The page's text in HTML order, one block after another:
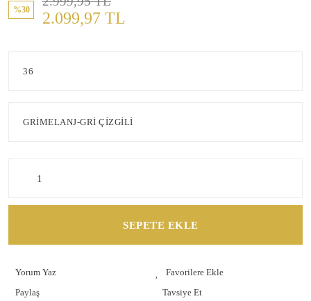
%30 2.099,97 TL
SEPETE EKLE
Yorum Yaz
Paylaş
Tavsiye Et